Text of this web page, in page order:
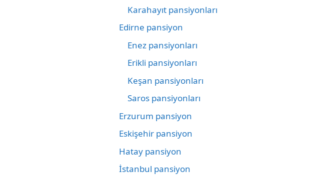
Karahayıt pansiyonları
Edirne pansiyon
Enez pansiyonları
Erikli pansiyonları
Keşan pansiyonları
Saros pansiyonları
Erzurum pansiyon
Eskişehir pansiyon
Hatay pansiyon
İstanbul pansiyon